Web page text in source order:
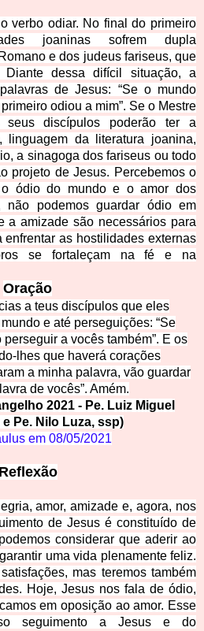
verbo odiar. No final do primeiro
joaninas sofrem dupla
e dos judeus fariseus, que
dessa difícil situação, a
de Jesus: “Se o mundo
odiou a mim”. Se o Mestre
seus discípulos poderão ter a
linguagem da literatura joanina,
a sinagoga dos fariseus ou todo
projeto de Jesus. Percebemos o
ódio do mundo e o amor dos
não podemos guardar ódio em
a amizade são necessários para
as hostilidades externas
se fortaleçam na fé e na
Oração
a teus discípulos que eles
e até perseguições: “Se
a vocês também”. E os
lhes que haverá corações
a minha palavra, vão guardar
de vocês”. Amém.
2021 - Pe. Luiz Miguel
e Pe. Nilo Luza, ssp)
em 08/05/2021
Reflexão
amor, amizade e, agora, nos
de Jesus é constituído de
considerar que aderir ao
uma vida plenamente feliz.
mas teremos também
Hoje, Jesus nos fala de ódio,
em oposição ao amor. Esse
seguimento a Jesus e do